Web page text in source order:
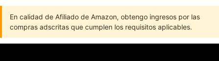
En calidad de Afiliado de Amazon, obtengo ingresos por las
compras adscritas que cumplen los requisitos aplicables.